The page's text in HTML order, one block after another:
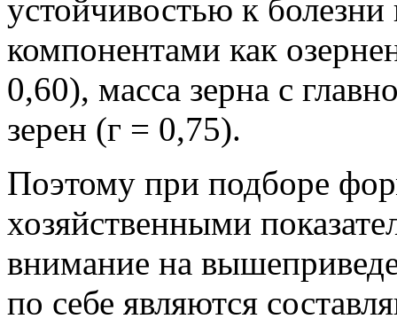
устойчивостью к
компонентами как
0,60), масса зерна с
зерен (г = 0,75).
Поэтому при подборе
хозяйственными
внимание на
по себе являются